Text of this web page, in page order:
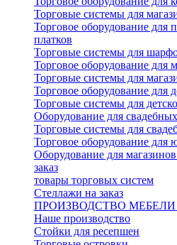
Торговые системы для
Торговое оборудование для
платков
Торговые системы для
Торговое оборудование для
Торговые системы для
Торговое оборудование для
Торговые системы для
Оборудование для
Торговые системы для
Торговое оборудование для
Оборудование для
заказ
товары торговых систем
Стеллажи на заказ
ПРОИЗВОДСТВО
Наше производство
Стойки для ресепшен